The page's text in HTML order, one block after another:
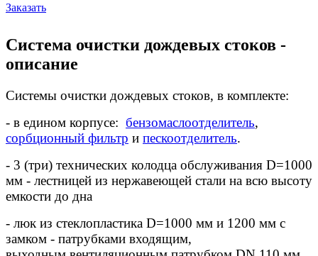
Заказать
Система очистки дождевых стоков -
описание
Системы очистки дождевых стоков, в комплекте:
- в едином корпусе: бензомаслоотделитель,
сорбционный фильтр и пескоотделитель.
- 3 (три) технических колодца обслуживания D=1000
мм - лестницей из нержавеющей стали на всю высоту
емкости до дна
- люк из стеклопластика D=1000 мм и 1200 мм с
замком - патрубками входящим,